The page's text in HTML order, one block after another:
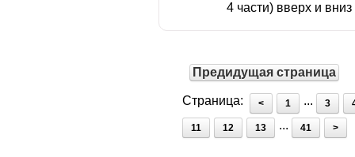
4 части) вверх и
Предидущая страница
Страница: < 1 ... 3
11 12 13 ... 41 >